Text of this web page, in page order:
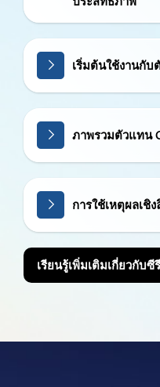
เริ่มต้นใช้งานกั
ภาพรวมตัวแทน
การใช้เหตุผลเชิ
เรียนรู้เพิ่มเติมเกี่ยวกับซี